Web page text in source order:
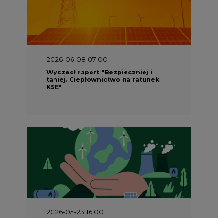
2026-05-23 16:00
Wyszedł raport „Przez gaz do OZE.
Dekarbonizacja ciepłownictwa
2026-05-23 15:00